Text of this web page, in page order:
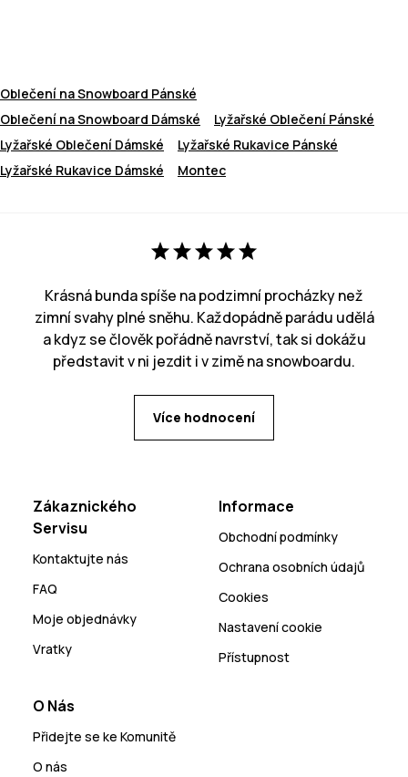
Oblečení na Snowboard Pánské
Oblečení na Snowboard Dámské
Lyžařské Oblečení Pánské
Lyžařské Oblečení Dámské
Lyžařské Rukavice Pánské
Lyžařské Rukavice Dámské
Montec
Krásná bunda spíše na podzimní procházky než
zimní svahy plné sněhu. Každopádně parádu udělá
a kdyz se člověk pořádně navrství, tak si dokážu
představit v ni jezdit i v zimě na snowboardu.
Více hodnocení
Zákaznického
Servisu
Kontaktujte nás
FAQ
Moje objednávky
Vratky
Informace
Obchodní podmínky
Ochrana osobních údajů
Cookies
Nastavení cookie
Přístupnost
O Nás
Přidejte se ke Komunitě
O nás